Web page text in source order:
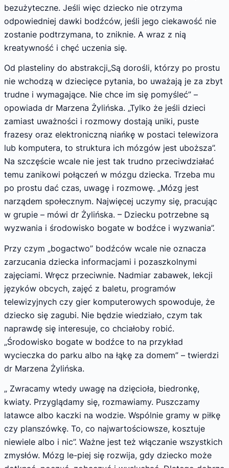
bezużyteczne. Jeśli więc dziecko nie otrzyma
odpowiedniej dawki bodźców, jeśli jego ciekawość nie
zostanie podtrzymana, to zniknie. A wraz z nią
kreatywność i chęć uczenia się.
Od plasteliny do abstrakcji„Są dorośli, którzy po prostu
nie wchodzą w dziecięce pytania, bo uważają je za zbyt
trudne i wymagające. Nie chce im się pomyśleć” –
opowiada dr Marzena Żylińska. „Tylko że jeśli dzieci
zamiast uważności i rozmowy dostają uniki, puste
frazesy oraz elektroniczną niańkę w postaci telewizora
lub komputera, to struktura ich mózgów jest uboższa”.
Na szczęście wcale nie jest tak trudno przeciwdziałać
temu zanikowi połączeń w mózgu dziecka. Trzeba mu
po prostu dać czas, uwagę i rozmowę. „Mózg jest
narządem społecznym. Najwięcej uczymy się, pracując
w grupie – mówi dr Żylińska. – Dziecku potrzebne są
wyzwania i środowisko bogate w bodźce i wyzwania”.
Przy czym „bogactwo” bodźców wcale nie oznacza
zarzucania dziecka informacjami i pozaszkolnymi
zajęciami. Wręcz przeciwnie. Nadmiar zabawek, lekcji
języków obcych, zajęć z baletu, programów
telewizyjnych czy gier komputerowych spowoduje, że
dziecko się zagubi. Nie będzie wiedziało, czym tak
naprawdę się interesuje, co chciałoby robić.
„Środowisko bogate w bodźce to na przykład
wycieczka do parku albo na łąkę za domem” – twierdzi
dr Marzena Żylińska.
„ Zwracamy wtedy uwagę na dzięcioła, biedronkę,
kwiaty. Przyglądamy się, rozmawiamy. Puszczamy
latawce albo kaczki na wodzie. Wspólnie gramy w piłkę
czy planszówkę. To, co najwartościowsze, kosztuje
niewiele albo i nic”. Ważne jest też włączanie wszystkich
zmysłów. Mózg le-piej się rozwija, gdy dziecko może